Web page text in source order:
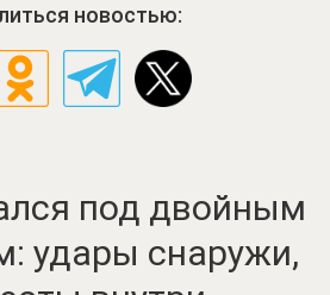
новостью:
под двойным
удары снаружи,